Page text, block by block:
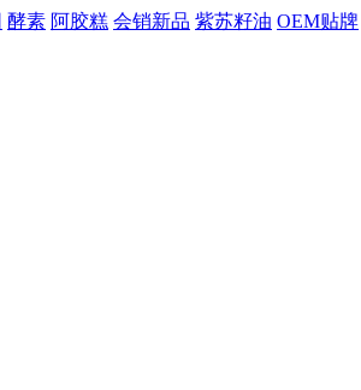
酵素 阿胶糕 会销新品 紫苏籽油 OEM贴牌